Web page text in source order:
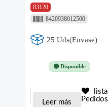
83120
8420938012500
25 Uds(Envase)
🟢 Disponible
Leer más
lista
Pedidos